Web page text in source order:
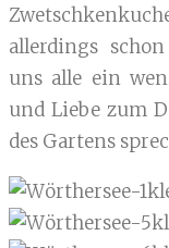
allerdings
uns alle ein
und Liebe zum
des Gartens